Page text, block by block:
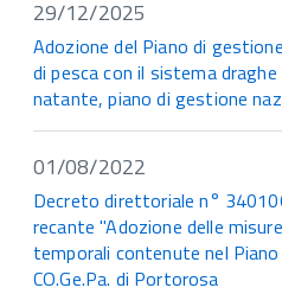
29/12/2025
Adozione del Piano di
di pesca con il sistema
natante, piano di gestione
01/08/2022
Decreto direttoriale n°
recante "Adozione delle
temporali contenute nel
CO.Ge.Pa. di Portorosa